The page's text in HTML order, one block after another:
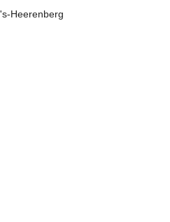
Heerenberg